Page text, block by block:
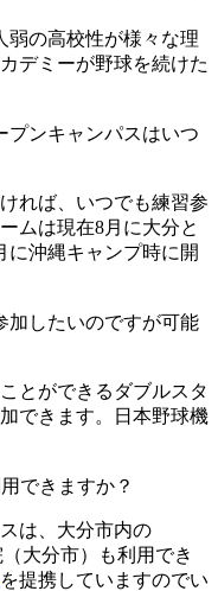
弱の高校性が様々な理
デミーが野球を続けた
プンキャンパスはいつ
れば、いつでも練習参
ムは現在8月に大分と
に沖縄キャンプ時に開
加したいのですが可能
とができるダブルスタ
できます。日本野球機
できますか？​​​​​
は、大分市内の
大分市）も利用でき
を提携していますのでい